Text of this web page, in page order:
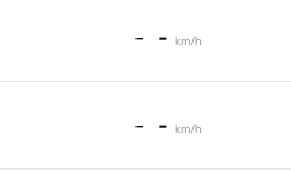
- - km/h
- - km/h